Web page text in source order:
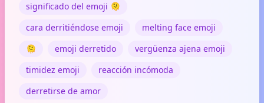
significado del emoji 🫠
cara derritiéndose emoji
melting face emoji
🫠
emoji derretido
vergüenza ajena emoji
timidez emoji
reacción incómoda
derretirse de amor